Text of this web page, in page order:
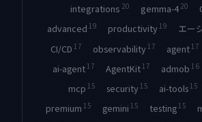
integrations 20 gemma-420
advanced 19 productivity19 エー
CI/CD 17 observability 17 agent 17
ai-agent 17 AgentKit 17 admob 16
mcp 15 security 15 ai-tools15
premium 15 gemini 15 testing15